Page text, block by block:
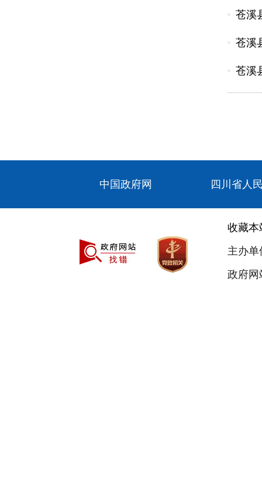
苍溪
苍溪
苍溪
中国政府网 四川省人
收藏本
主办
政府网